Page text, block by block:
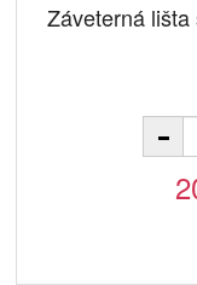
Záveterná